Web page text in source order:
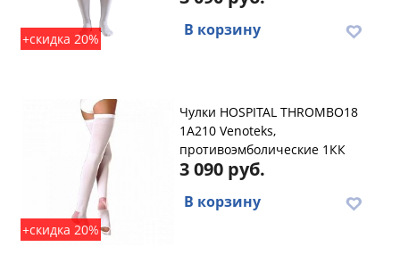
+скидка 20% В корзину
+скидка 20%
Чулки HOSPITAL THROMBO18
1A210 Venoteks,
противоэмболические 1КК
3 090 руб.
В корзину